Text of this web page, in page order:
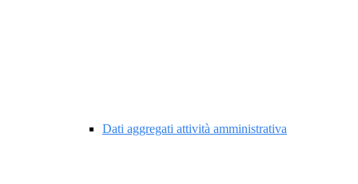
Dati aggregati attività amministrativa